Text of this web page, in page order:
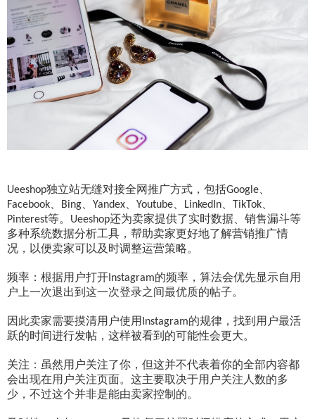
Ueeshop独立站无缝对接全网推广方式，包括Google
Facebook Bing Yandex Youtube LinkedIn TikTok
Pinterest等。 Ueeshop还为卖家提供了实时数据、销售漏斗等
多种系统数据分析工具，帮助卖家更好地了解营销推广情
况，以便卖家可以及时调整运营策略。
频率：根据用户打开 Instagram的频率，算法会优先显示自用
户上一次退出到这一次登录之间最优质的帖子。
因此卖家需要摸清用户使用 Instagram的规律，找到用户最活
跃的时间进行发帖，这样被看到的可能性会更大。
关注：虽然用户关注了你，但这并不代表着你的全部内容都
会出现在用户关注页面。这主要取决于用户关注人数的多
少，不过这个并非是能由卖家控制的。